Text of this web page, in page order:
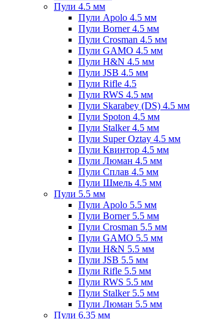
Пули 4.5 мм
Пули Apolo 4.5 мм
Пули Borner 4.5 мм
Пули Crosman 4.5 мм
Пули GAMO 4.5 мм
Пули H&N 4.5 мм
Пули JSB 4.5 мм
Пули Rifle 4.5
Пули RWS 4.5 мм
Пули Skarabey (DS) 4.5 мм
Пули Spoton 4.5 мм
Пули Stalker 4.5 мм
Пули Super Oztay 4.5 мм
Пули Квинтор 4.5 мм
Пули Люман 4.5 мм
Пули Сплав 4.5 мм
Пули Шмель 4.5 мм
Пули 5.5 мм
Пули Apolo 5.5 мм
Пули Borner 5.5 мм
Пули Crosman 5.5 мм
Пули GAMO 5.5 мм
Пули H&N 5.5 мм
Пули JSB 5.5 мм
Пули Rifle 5.5 мм
Пули RWS 5.5 мм
Пули Stalker 5.5 мм
Пули Люман 5.5 мм
Пули 6.35 мм